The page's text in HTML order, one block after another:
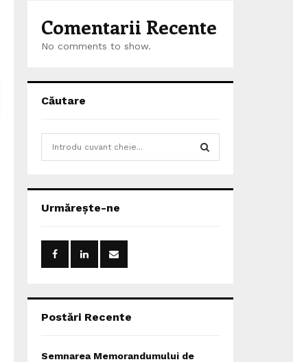
Comentarii Recente
No comments to show.
Căutare
h
o
:
Urmărește-ne
Postări Recente
Semnarea Memorandumului de